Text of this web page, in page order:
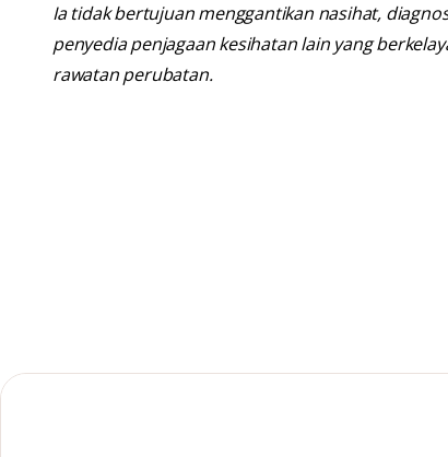
Ia tidak bertujuan menggantikan nasihat,
penyedia penjagaan kesihatan lain yang
rawatan perubatan.